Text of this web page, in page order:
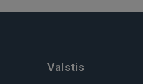
Valstis